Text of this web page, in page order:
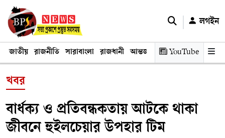
লগইন
জাতীয় রাজনীতি সারাবাংলা রাজধানী আন্তর্জাতিক অর্থনীতি তথ্য
YouTube
খবর
বার্ধক্য ও প্রতিবন্ধকতায় আটকে থাকা
জীবনে হুইলচেয়ার উপহার টিম